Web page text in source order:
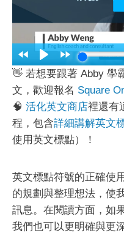
👋 若想要跟著 Abby 學
文，歡迎報名 Square
🧠 活化英文商店裡還有
程，包含詳細講解英文
使用英文標點）！
英文標點符號的正確使
的規劃與整理想法，使
訊息。在閱讀方面，如
我們也可以更明確與更